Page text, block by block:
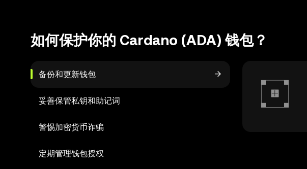
如何保护你的 Cardano (ADA) 钱包？
备份和更新钱包
妥善保管私钥和助记词
警惕加密货币诈骗
定期管理钱包授权